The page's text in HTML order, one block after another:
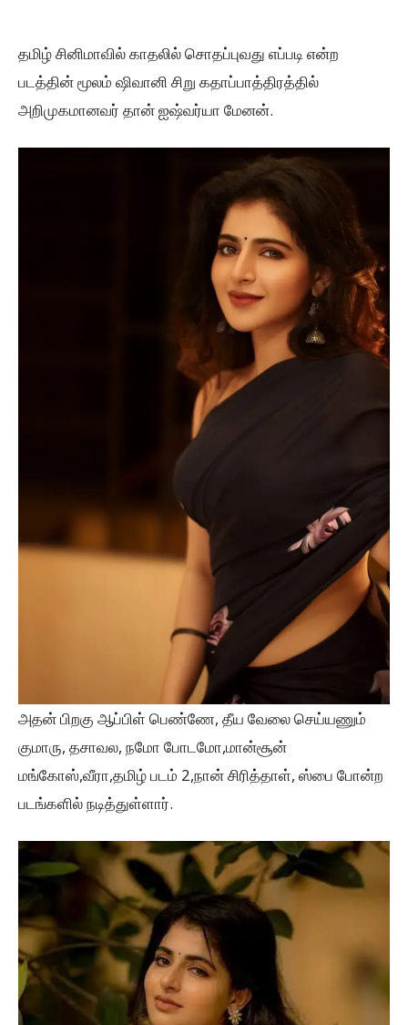
தமிழ் சினிமாவில் காதலில் சொதப்புவது எப்படி என்ற
படத்தின் மூலம் ஷிவானி சிறு கதாப்பாத்திரத்தில்
அறிமுகமானவர் தான் ஐஷ்வர்யா மேனன்.
அதன் பிறகு ஆப்பிள் பெண்ணே, தீய வேலை செய்யணும்
குமாரு, தசாவல, நமோ போடமோ,மான்சூன்
மங்கோஸ்,வீரா,தமிழ் படம் 2,நான் சிரித்தாள், ஸ்பை போன்ற
படங்களில் நடித்துள்ளார்.